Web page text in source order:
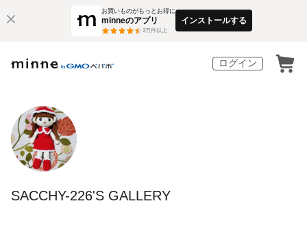
お買いものがもっとお得に
minneのアプリ
3万件以上
インストールする
ログイン
SACCHY-226'S GALLERY